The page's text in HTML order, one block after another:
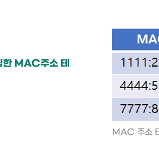
한 MAC주소 테
MAC 주소